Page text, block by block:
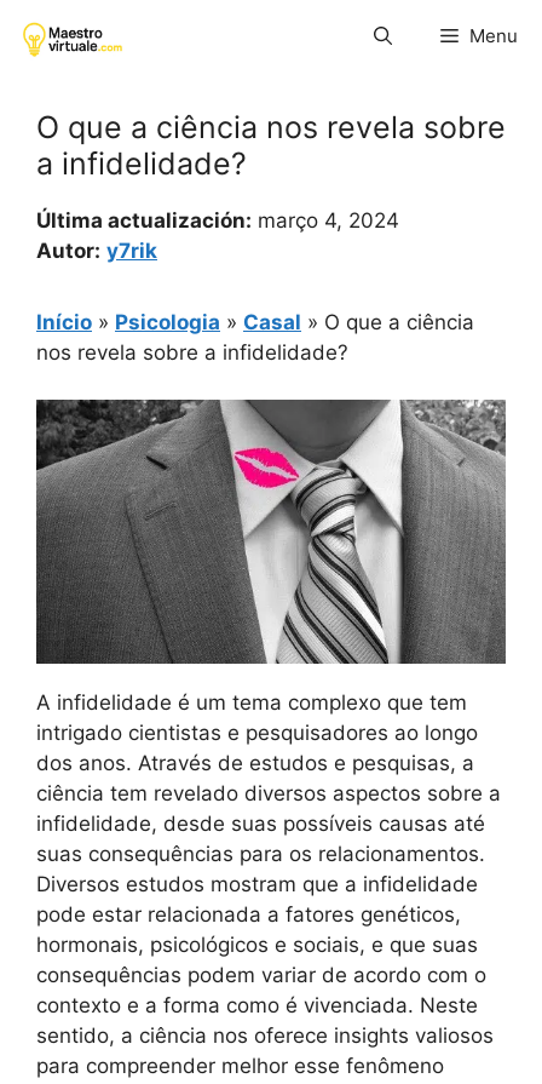
para
Menu
O que a ciência nos revela sobre
a infidelidade?
Última actualización: março 4, 2024
Autor: y7rik
Início » Psicologia » Casal » O que a ciência
nos revela sobre a infidelidade?
A infidelidade é um tema complexo que tem
intrigado cientistas e pesquisadores ao longo
dos anos. Através de estudos e pesquisas, a
ciência tem revelado diversos aspectos sobre a
infidelidade, desde suas possíveis causas até
suas consequências para os relacionamentos.
Diversos estudos mostram que a infidelidade
pode estar relacionada a fatores genéticos,
hormonais, psicológicos e sociais, e que suas
consequências podem variar de acordo com o
contexto e a forma como é vivenciada. Neste
sentido, a ciência nos oferece insights valiosos
para compreender melhor esse fenômeno